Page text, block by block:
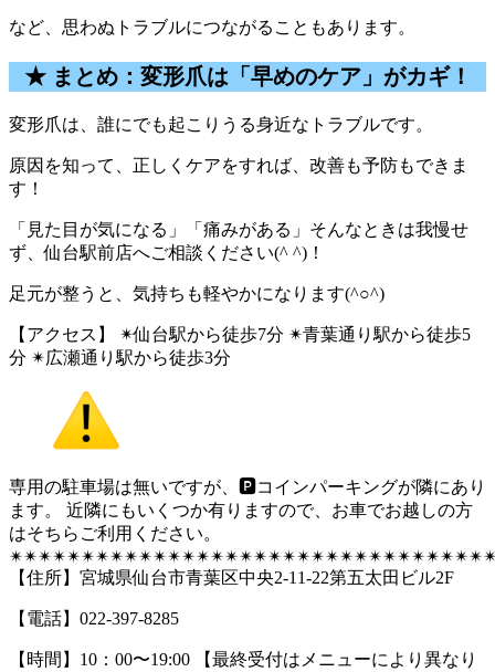
など、思わぬトラブルにつながることもあります。
★ まとめ：変形爪は「早めのケア」がカギ！
変形爪は、誰にでも起こりうる身近なトラブルです。
原因を知って、正しくケアをすれば、改善も予防もできま
す！
「見た目が気になる」「痛みがある」そんなときは我慢せ
ず、仙台駅前店へご相談ください(^ ^)！
足元が整うと、気持ちも軽やかになります(^○^)
【アクセス】 ✴︎仙台駅から徒歩7分 ✴︎青葉通り駅から徒歩5
分 ✴︎広瀬通り駅から徒歩3分
専用の駐車場は無いですが、🅿︎コインパーキングが隣にあり
ます。 近隣にもいくつか有りますので、お車でお越しの方
はそちらご利用ください。
【住所】宮城県仙台市青葉区中央2-11-22第五太田ビル2F
【電話】022-397-8285
【時間】10：00〜19:00 【最終受付はメニューにより異なり